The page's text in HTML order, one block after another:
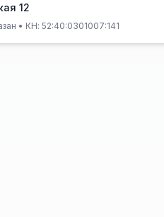
12
• КН: 52:40:0301007:141